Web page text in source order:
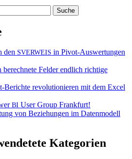
den SVERWEIS in Pivot-Auswertungen
Felder endlich richtige
Berichte revolutionieren mit dem Excel
BI User Group Frankfurt!
von Beziehungen im Datenmodell
Kategorien